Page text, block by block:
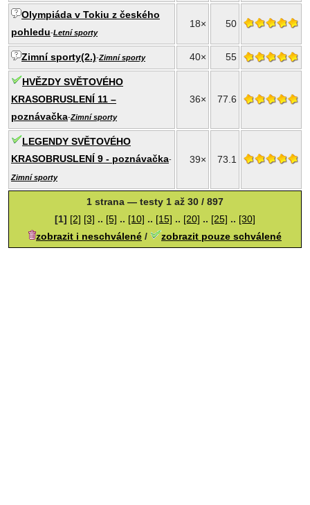
Olympiáda v Tokiu z českého
pohledu-Letní sporty
18× 50
Zimní sporty(2.)-Zimní sporty 40× 55
HVĚZDY SVĚTOVÉHO
KRASOBRUSLENÍ 11 –
poznávačka-Zimní sporty
36× 77.6
LEGENDY SVĚTOVÉHO
KRASOBRUSLENÍ 9 - poznávačka-
Zimní sporty
39× 73.1
1 strana — testy 1 až 30 / 897
[1] [2] [3] .. [5] .. [10] .. [15] .. [20] .. [25] .. [30]
zobrazit i neschválené / zobrazit pouze schválené